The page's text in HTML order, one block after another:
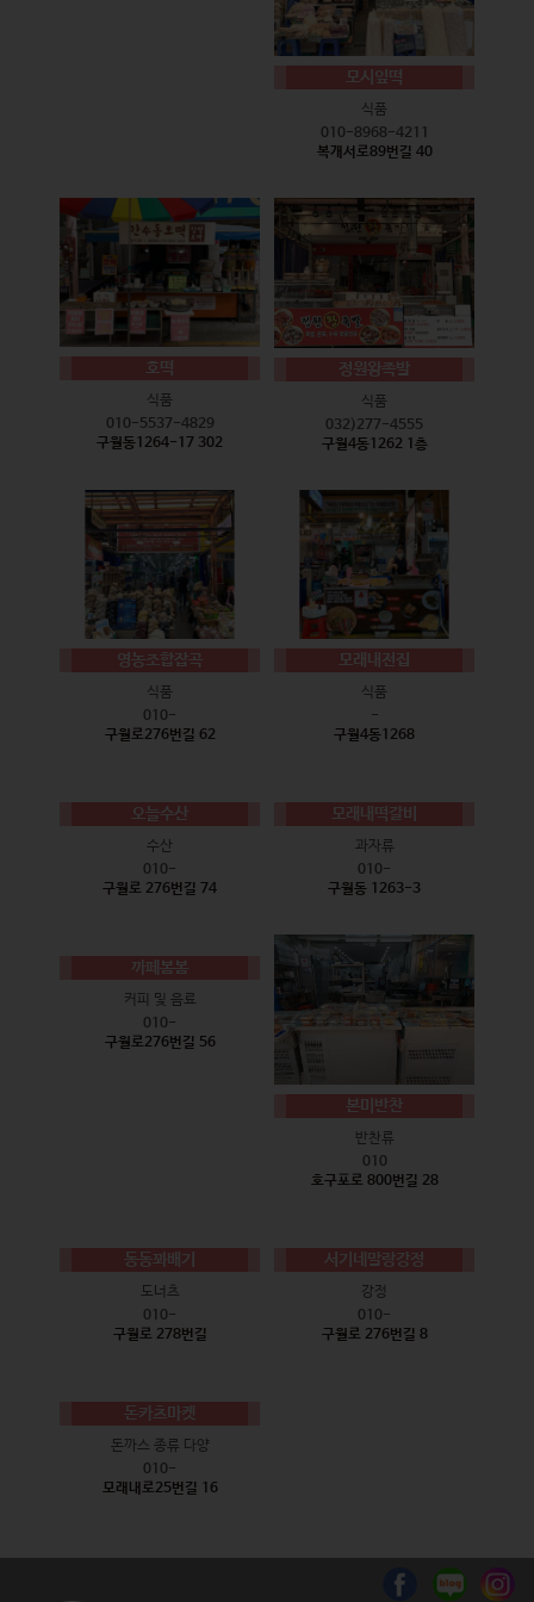
모시잎떡
식품
010-8968-4211
복개서로89번길 40
호떡
식품
010-5537-4829
구월동1264-17 302
정원왕족발
식품
032)277-4555
구월4동1262 1층
영농조합잡곡
식품
010-
구월로276번길 62
모래내전집
식품
-
구월4동1268
오늘수산
수산
010-
구월로 276번길 74
모래내떡갈비
과자류
010-
구월동 1263-3
까페봄봄
커피 및 음료
010-
구월로276번길 56
본미반찬
반찬류
010
호구포로 800번길 28
동동꽈배기
도너츠
010-
구월로 278번길
서기네말랑강정
강정
010-
구월로 276번길 8
돈카츠마켓
돈까스 종류 다양
010-
모래내로25번길 16